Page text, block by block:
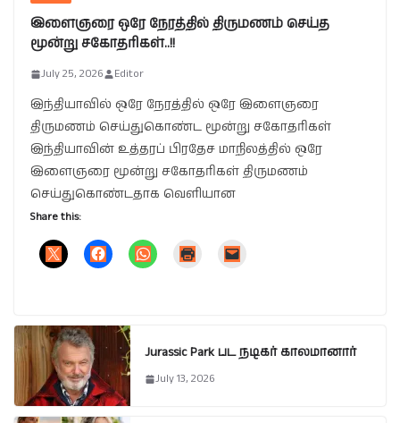
இளைஞரை ஒரே நேரத்தில் திருமணம் செய்த
மூன்று சகோதரிகள்..!!
July 25, 2026 Editor
இந்தியாவில் ஒரே நேரத்தில் ஒரே இளைஞரை
திருமணம் செய்துகொண்ட மூன்று சகோதரிகள்
இந்தியாவின் உத்தரப் பிரதேச மாநிலத்தில் ஒரே
இளைஞரை மூன்று சகோதரிகள் திருமணம்
செய்துகொண்டதாக வெளியான
Share this:
Jurassic Park பட நடிகர் காலமானார்
July 13, 2026